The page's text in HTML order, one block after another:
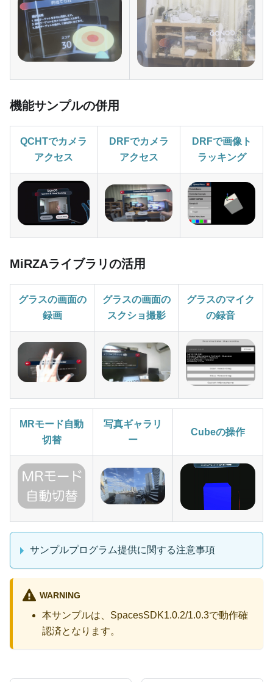
機能サンプルの併用
QCHTでカメラ
アクセス
DRFでカメラ
アクセス
DRFで画像ト
ラッキング
MiRZAライブラリの活用
グラスの画面の
録画
グラスの画面の
スクショ撮影
グラスのマイク
の録音
MRモード自動
切替
写真ギャラリ
ー
Cubeの操作
サンプルプログラム提供に関する注意事項
WARNING
本サンプルは、SpacesSDK1.0.2/1.0.3で動作確
認済となります。